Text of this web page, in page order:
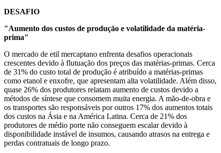
DESAFIO
"Aumento dos custos de produção e volatilidade da matéria-
prima"
O mercado de etil mercaptano enfrenta desafios operacionais
crescentes devido à flutuação dos preços das matérias-primas. Cerca
de 31% do custo total de produção é atribuído a matérias-primas
como etanol e enxofre, que apresentam alta volatilidade. Além disso,
quase 26% dos produtores relatam aumento de custos devido a
métodos de síntese que consomem muita energia. A mão-de-obra e
os transportes são responsáveis ​​por outros 17% dos aumentos totais
dos custos na Ásia e na América Latina. Cerca de 21% dos
produtores de médio porte não conseguem escalar devido à
disponibilidade instável de insumos, causando atrasos na entrega e
perdas contratuais de longo prazo.